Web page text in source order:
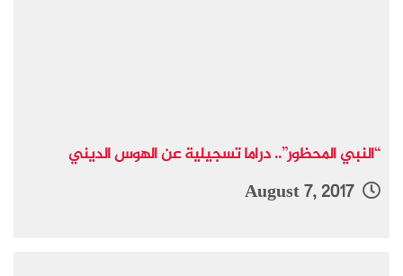
“النبي المحظور”.. دراما تسجيلية عن الهوس الديني
August 7, 2017